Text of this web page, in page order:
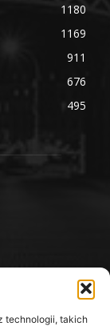
technologii, takich
1180
1169
911
676
495
i okolic